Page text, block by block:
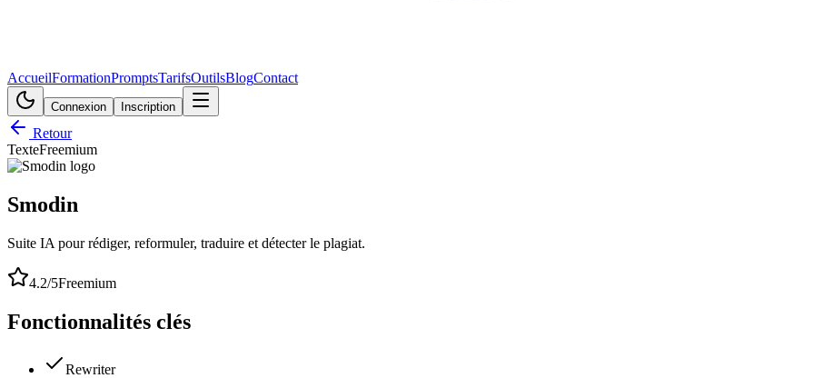
AccueilFormationPromptsTarifsOutilsBlogContact
Connexion Inscription
Retour
TexteFreemium
Smodin
Suite IA pour rédiger, reformuler, traduire et détecter le plagiat.
4.2/5Freemium
Fonctionnalités clés
Rewriter